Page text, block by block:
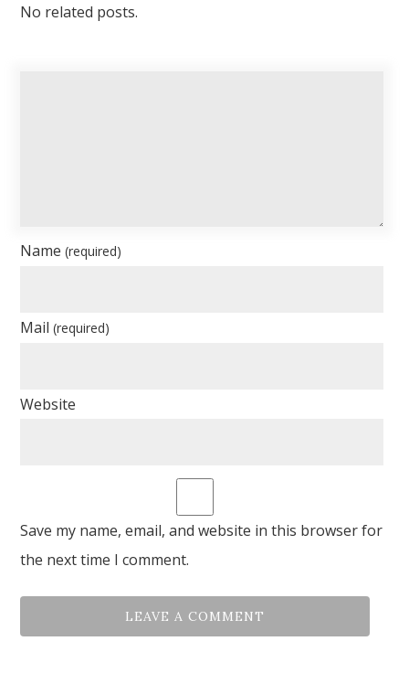
No related posts.
Name(required)
Mail(required)
Website
Save my name, email, and website in this browser for
the next time I comment.